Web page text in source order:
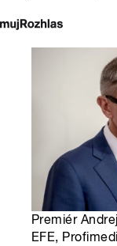
Premiér
EFE,